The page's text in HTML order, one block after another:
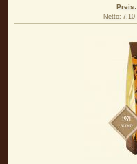
Preis:
Netto: 7.10